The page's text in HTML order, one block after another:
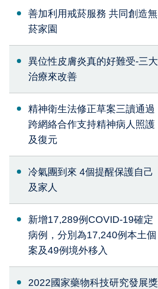
善加利用戒菸服務 共同創造無
菸家園
異位性皮膚炎真的好難受-三大
治療來改善
精神衛生法修正草案三讀通過
跨網絡合作支持精神病人照護
及復元
冷氣團到來 4個提醒保護自己
及家人
新增17,289例COVID-19確定
病例，分別為17,240例本土個
案及49例境外移入
2022國家藥物科技研究發展獎